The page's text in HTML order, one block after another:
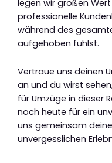
legen wir großen
professionelle
während des
aufgehoben fühlst.
Vertraue uns deinen
an und du wirst
für Umzüge in dieser
noch heute für ein
uns gemeinsam
unvergesslichen